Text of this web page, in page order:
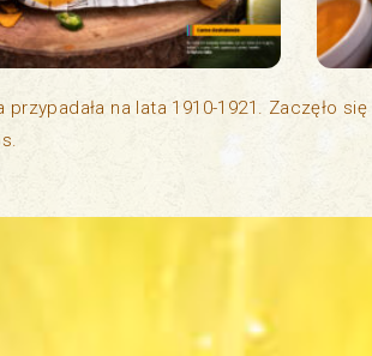
na lata 1910-1921. Zaczęło